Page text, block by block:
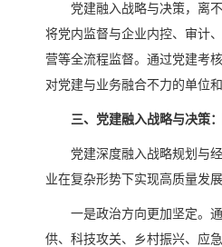
党建融入战略与决策，离
将党内监督与企业内控、审计
营等全流程监督。通过党建考
对党建与业务融合不力的单位
三、党建融入战略与决策
党建深度融入战略规划与
业在复杂形势下实现高质量发展
一是政治方向更加坚定。
供、科技攻关、乡村振兴、应